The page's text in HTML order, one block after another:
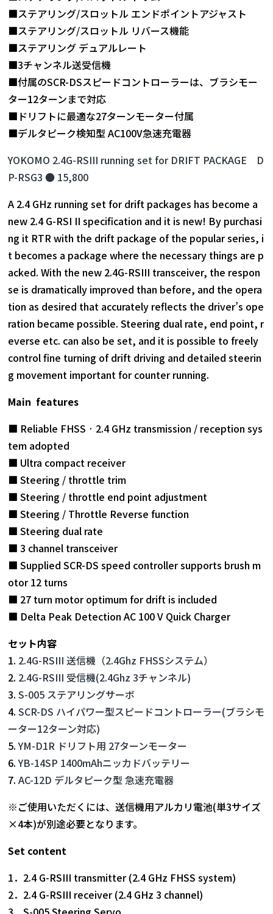
■ステアリング/スロットル エンドポイントアジャスト
■ステアリング/スロットル リバース機能
■ステアリング デュアルレート
■3チャンネル送受信機
■付属のSCR-DSスピードコントローラーは、ブラシモー
ター12ターンまで対応
■ドリフトに最適な27ターンモーター付属
■デルタピーク検知型 AC100V急速充電器
YOKOMO 2.4G-RSIII running set for DRIFT PACKAGE D
P-RSG3 ● 15,800
A 2.4 GHz running set for drift packages has become a
new 2.4 G-RSI II specification and it is new! By purchasi
ng it RTR with the drift package of the popular series, i
t becomes a package where the necessary things are p
acked. With the new 2.4G-RSIII transceiver, the respon
se is dramatically improved than before, and the opera
tion as desired that accurately reflects the driver’s ope
ration became possible. Steering dual rate, end point, r
everse etc. can also be set, and it is possible to freely
control fine turning of drift driving and detailed steerin
g movement important for counter running.
Main features
■ Reliable FHSS · 2.4 GHz transmission / reception sys
tem adopted
■ Ultra compact receiver
■ Steering / throttle trim
■ Steering / throttle end point adjustment
■ Steering / Throttle Reverse function
■ Steering dual rate
■ 3 channel transceiver
■ Supplied SCR-DS speed controller supports brush m
otor 12 turns
■ 27 turn motor optimum for drift is included
■ Delta Peak Detection AC 100 V Quick Charger
セット内容
1. 2.4G-RSIII 送信機（2.4Ghz FHSSシステム）
2. 2.4G-RSIII 受信機(2.4Ghz 3チャンネル)
3.S-005 ステアリングサーボ
4.SCR-DS ハイパワー型スピードコントローラー(ブラシモ
ーター12ターン対応)
5.YM-D1R ドリフト用 27ターンモーター
6.YB-14SP 1400mAhニッカドバッテリー
7.AC-12D デルタピーク型 急速充電器
※ご使用いただくには、送信機用アルカリ電池(単3サイズ
×4本)が別途必要となります。
Set content
1．2.4 G-RSIII transmitter (2.4 GHz FHSS system)
2．2.4 G-RSIII receiver (2.4 GHz 3 channel)